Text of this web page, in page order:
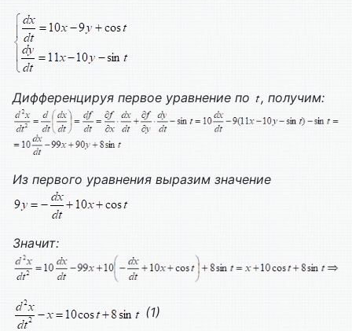
Дифференцируя первое уравнение по , получим:
Из первого уравнения выразим значение
Значит:
(1)